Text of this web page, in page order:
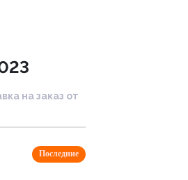
на заказ от
Последние